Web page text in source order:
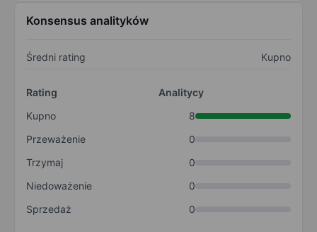
Konsensus analityków
Średni rating Kupno
Rating
Analitycy
Kupno
8
Przeważenie
0
Trzymaj
0
Niedoważenie
0
Sprzedaż
0